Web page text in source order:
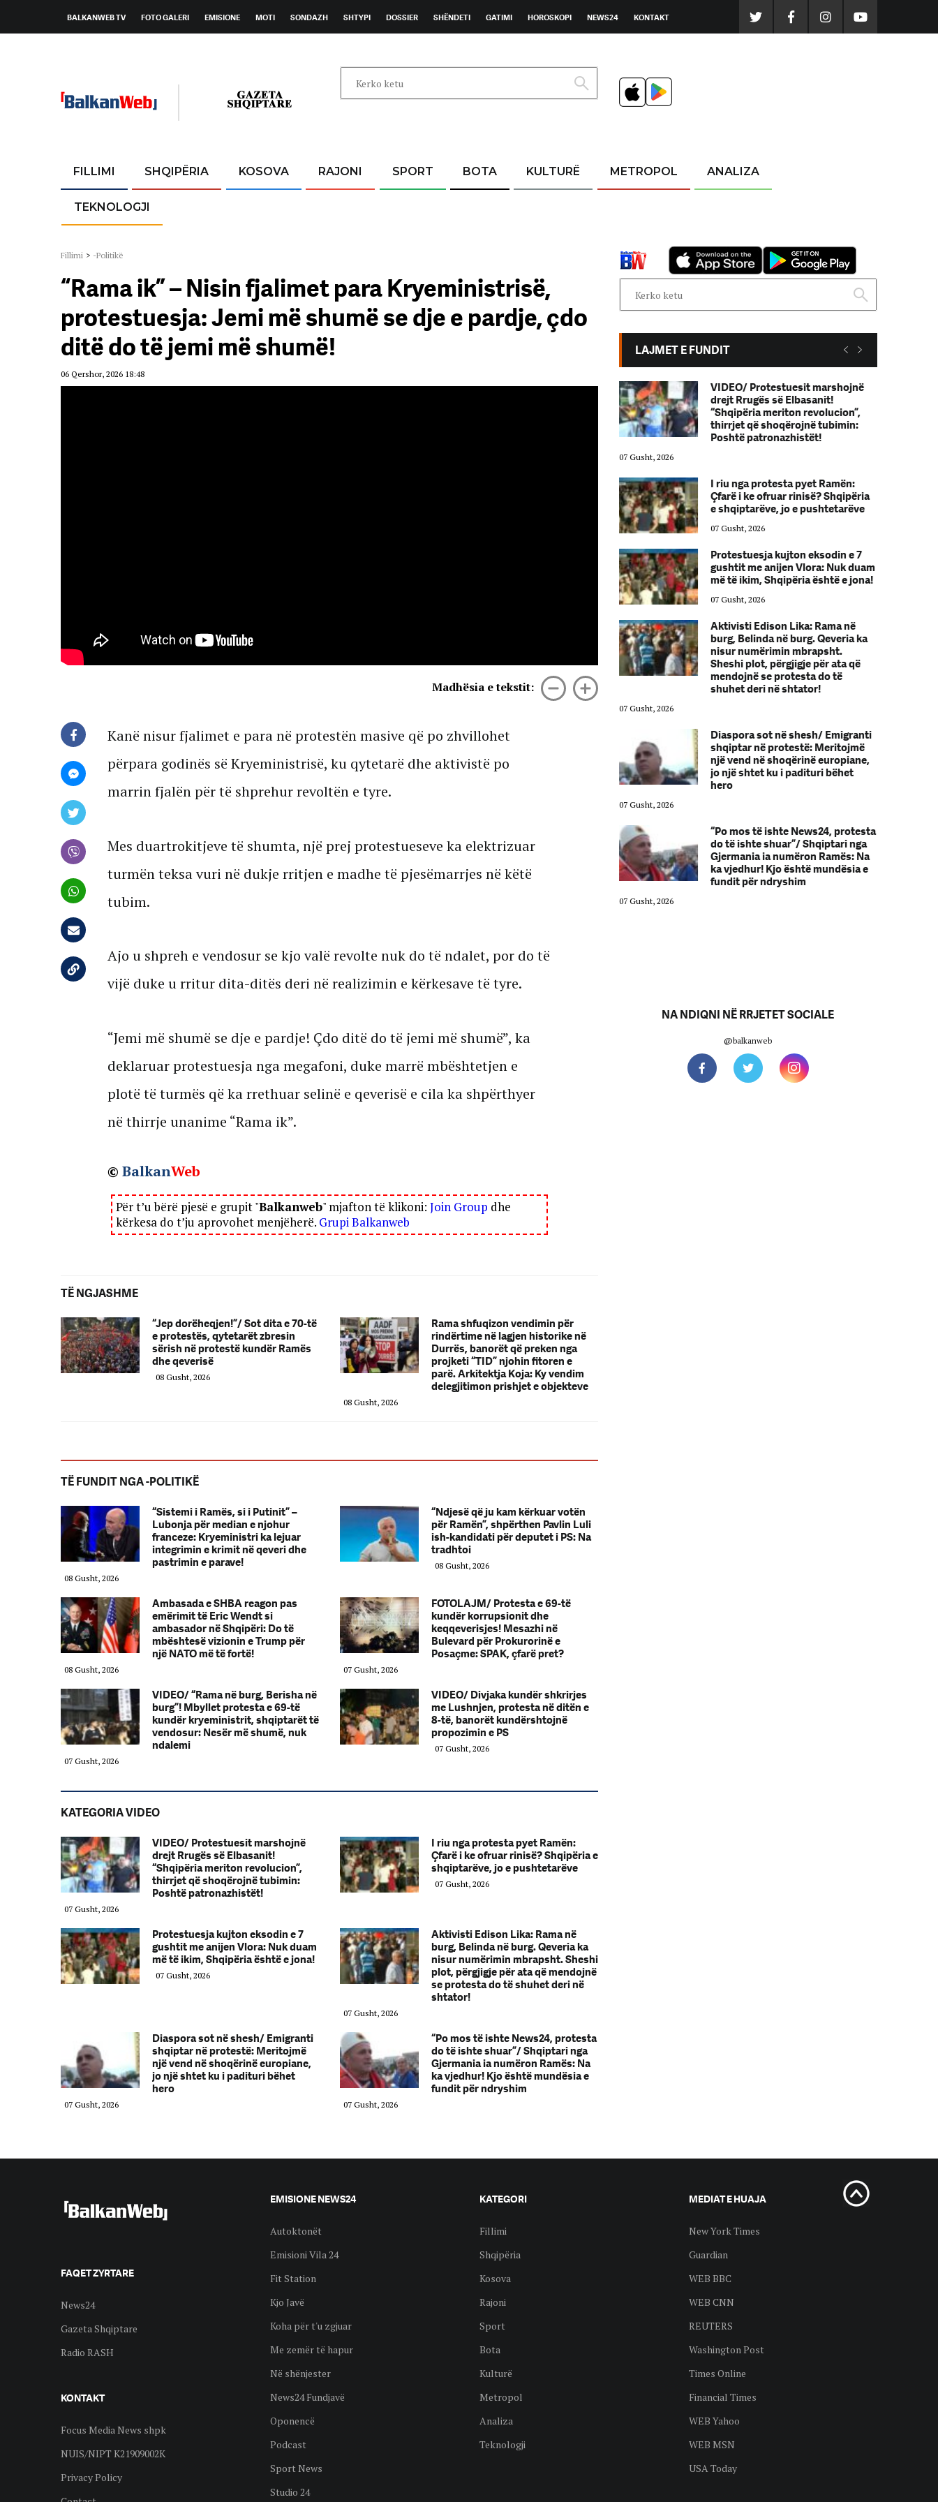
BALKANWEB TV FOTO GALERI EMISIONE MOTI SONDAZH SHTYPI DOSSIER SHËNDETI GATIMI HOROSKOPI NEWS24 KONTAKT
FILLIMI SHQIPËRIA KOSOVA RAJONI SPORT BOTA KULTURË METROPOL ANALIZA
TEKNOLOGJI
Fillimi > -Politikë
“Rama ik” – Nisin fjalimet para Kryeministrisë,
protestuesja: Jemi më shumë se dje e pardje, çdo
ditë do të jemi më shumë!
06 Qershor, 2026 18:48
Madhësia e tekstit:
Kanë nisur fjalimet e para në protestën masive që po zhvillohet
përpara godinës së Kryeministrisë, ku qytetarë dhe aktivistë po
marrin fjalën për të shprehur revoltën e tyre.
Mes duartrokitjeve të shumta, një prej protestueseve ka elektrizuar
turmën teksa vuri në dukje rritjen e madhe të pjesëmarrjes në këtë
tubim.
Ajo u shpreh e vendosur se kjo valë revolte nuk do të ndalet, por do të
vijë duke u rritur dita-ditës deri në realizimin e kërkesave të tyre.
“Jemi më shumë se dje e pardje! Çdo ditë do të jemi më shumë”, ka
deklaruar protestuesja nga megafoni, duke marrë mbështetjen e
plotë të turmës që ka rrethuar selinë e qeverisë e cila ka shpërthyer
në thirrje unanime “Rama ik”.
© BalkanWeb
Për t’u bërë pjesë e grupit "Balkanweb" mjafton të klikoni: Join Group dhe
kërkesa do t’ju aprovohet menjëherë. Grupi Balkanweb
TË NGJASHME
“Jep dorëheqjen!”/ Sot dita e 70-të
e protestës, qytetarët zbresin
sërish në protestë kundër Ramës
dhe qeverisë
08 Gusht, 2026
Rama shfuqizon vendimin për
rindërtime në lagjen historike në
Durrës, banorët që preken nga
projketi “TID” njohin fitoren e
parë. Arkitektja Koja: Ky vendim
delegjitimon prishjet e objekteve
08 Gusht, 2026
TË FUNDIT NGA -POLITIKË
“Sistemi i Ramës, si i Putinit” –
Lubonja për median e njohur
franceze: Kryeministri ka lejuar
integrimin e krimit në qeveri dhe
pastrimin e parave!
08 Gusht, 2026
“Ndjesë që ju kam kërkuar votën
për Ramën”, shpërthen Pavlin Luli
ish-kandidati për deputet i PS: Na
tradhtoi
08 Gusht, 2026
Ambasada e SHBA reagon pas
emërimit të Eric Wendt si
ambasador në Shqipëri: Do të
mbështesë vizionin e Trump për
një NATO më të fortë!
08 Gusht, 2026
FOTOLAJM/ Protesta e 69-të
kundër korrupsionit dhe
keqqeverisjes! Mesazhi në
Bulevard për Prokurorinë e
Posaçme: SPAK, çfarë pret?
07 Gusht, 2026
VIDEO/ “Rama në burg, Berisha në
burg”! Mbyllet protesta e 69-të
kundër kryeministrit, shqiptarët të
vendosur: Nesër më shumë, nuk
ndalemi
07 Gusht, 2026
VIDEO/ Divjaka kundër shkrirjes
me Lushnjen, protesta në ditën e
8-të, banorët kundërshtojnë
propozimin e PS
07 Gusht, 2026
KATEGORIA VIDEO
VIDEO/ Protestuesit marshojnë
drejt Rrugës së Elbasanit!
“Shqipëria meriton revolucion”,
thirrjet që shoqërojnë tubimin:
Poshtë patronazhistët!
07 Gusht, 2026
I riu nga protesta pyet Ramën:
Çfarë i ke ofruar rinisë? Shqipëria e
shqiptarëve, jo e pushtetarëve
07 Gusht, 2026
Protestuesja kujton eksodin e 7
gushtit me anijen Vlora: Nuk duam
më të ikim, Shqipëria është e jona!
07 Gusht, 2026
Aktivisti Edison Lika: Rama në
burg, Belinda në burg. Qeveria ka
nisur numërimin mbrapsht. Sheshi
plot, përgjigje për ata që mendojnë
se protesta do të shuhet deri në
shtator!
07 Gusht, 2026
Diaspora sot në shesh/ Emigranti
shqiptar në protestë: Meritojmë
një vend në shoqërinë europiane,
jo një shtet ku i padituri bëhet
hero
07 Gusht, 2026
“Po mos të ishte News24, protesta
do të ishte shuar”/ Shqiptari nga
Gjermania ia numëron Ramës: Na
ka vjedhur! Kjo është mundësia e
fundit për ndryshim
07 Gusht, 2026
LAJMET E FUNDIT
VIDEO/ Protestuesit marshojnë
Sheshi plot, përgjigje për ata që
mendojnë se protesta do të
shuhet deri në shtator!
Diaspora sot në shesh/ Emigranti
një vend në shoqërinë europiane,
jo një shtet ku i padituri bëhet
do të ishte shuar”/ Shqiptari nga
ka vjedhur! Kjo është mundësia e
fundit për ndryshim
VIDEO/ Protestuesit marshojnë
drejt Rrugës së Elbasanit!
“Shqipëria meriton revolucion”,
thirrjet që shoqërojnë tubimin:
Poshtë patronazhistët!
07 Gusht, 2026
I riu nga protesta pyet Ramën:
Çfarë i ke ofruar rinisë? Shqipëria
e shqiptarëve, jo e pushtetarëve
07 Gusht, 2026
Protestuesja kujton eksodin e 7
gushtit me anijen Vlora: Nuk duam
më të ikim, Shqipëria është e jona!
07 Gusht, 2026
Aktivisti Edison Lika: Rama në
burg, Belinda në burg. Qeveria ka
nisur numërimin mbrapsht.
Sheshi plot, përgjigje për ata që
mendojnë se protesta do të
shuhet deri në shtator!
07 Gusht, 2026
Diaspora sot në shesh/ Emigranti
shqiptar në protestë: Meritojmë
një vend në shoqërinë europiane,
jo një shtet ku i padituri bëhet
hero
07 Gusht, 2026
“Po mos të ishte News24, protesta
do të ishte shuar”/ Shqiptari nga
Gjermania ia numëron Ramës: Na
ka vjedhur! Kjo është mundësia e
fundit për ndryshim
07 Gusht, 2026
NA NDIQNI NË RRJETET SOCIALE
@balkanweb
FAQET ZYRTARE
News24
Gazeta Shqiptare
Radio RASH
KONTAKT
Focus Media News shpk
NUIS/NIPT K21909002K
Privacy Policy
EMISIONE NEWS24
Autoktonët
Emisioni Vila 24
Fit Station
Kjo Javë
Koha për t'u zgjuar
Me zemër të hapur
Në shënjester
News24 Fundjavë
Oponencë
Podcast
Sport News
Studio 24
KATEGORI
Fillimi
Shqipëria
Kosova
Rajoni
Sport
Bota
Kulturë
Metropol
Analiza
Teknologji
MEDIAT E HUAJA
New York Times
Guardian
WEB BBC
WEB CNN
REUTERS
Washington Post
Times Online
Financial Times
WEB Yahoo
WEB MSN
USA Today